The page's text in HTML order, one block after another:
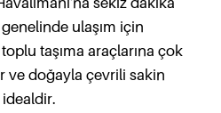
ulaşım için
taşıma araçlarına çok
ve doğayla çevrili sakin